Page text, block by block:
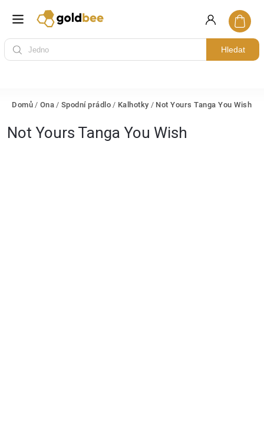
Hledat
Domů / Ona / Spodní prádlo / Kalhotky / Not Yours Tanga You Wish
Not Yours Tanga You Wish